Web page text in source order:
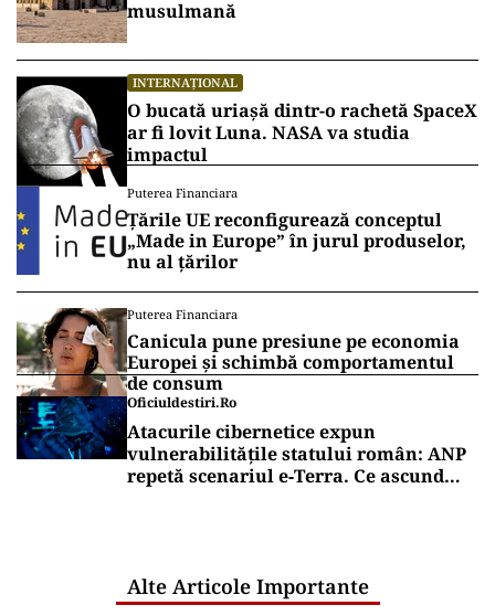
musulmană
INTERNAȚIONAL
O bucată uriașă dintr-o rachetă SpaceX
ar fi lovit Luna. NASA va studia
impactul
Puterea Financiara
Țările UE reconfigurează conceptul
„Made in Europe” în jurul produselor,
nu al țărilor
Puterea Financiara
Canicula pune presiune pe economia
Europei și schimbă comportamentul
de consum
Oficiuldestiri.ro
Atacurile cibernetice expun
vulnerabilitățile statului român: ANP
repetă scenariul e‑Terra. Ce ascund
Alte Articole Importante